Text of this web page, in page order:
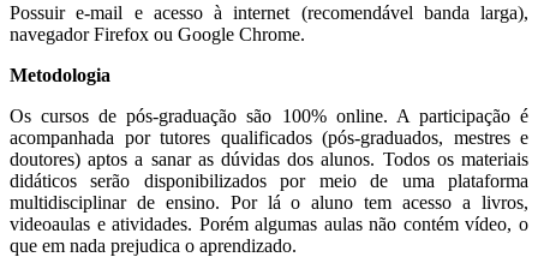
Possuir e-mail e acesso à internet (recomendável banda larga),
navegador Firefox ou Google Chrome.
Metodologia
Os cursos de pós-graduação são 100% online. A participação é
acompanhada por tutores qualificados (pós-graduados, mestres e
doutores) aptos a sanar as dúvidas dos alunos. Todos os materiais
didáticos serão disponibilizados por meio de uma plataforma
multidisciplinar de ensino. Por lá o aluno tem acesso a livros,
videoaulas e atividades. Porém algumas aulas não contém vídeo, o
que em nada prejudica o aprendizado.